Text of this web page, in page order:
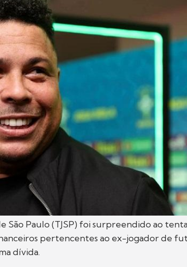
São Paulo (TJSP) foi surpreendido ao
pertencentes ao ex-jogador de
dívida.